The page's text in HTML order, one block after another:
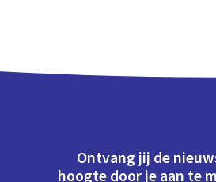
Ontvang jij de
hoogte door je aan te